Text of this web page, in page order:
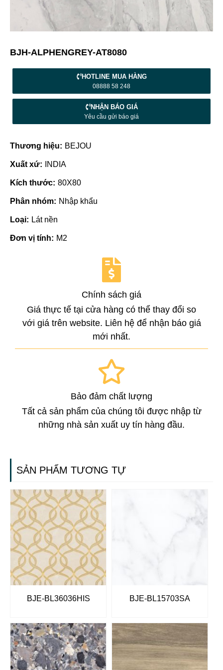
BJH-ALPHENGREY-AT8080
HOTLINE MUA HÀNG
08888 58 248
NHẬN BÁO GIÁ
Yêu cầu gửi báo giá
Thương hiệu: BEJOU
Xuất xứ: INDIA
Kích thước: 80X80
Phân nhóm: Nhập khẩu
Loại: Lát nền
Đơn vị tính: M2
Chính sách giá
Giá thực tế tại cửa hàng có thể thay đổi so
với giá trên website. Liên hệ để nhận báo giá
mới nhất.
Bảo đảm chất lượng
Tất cả sản phẩm của chúng tôi được nhập từ
những nhà sản xuất uy tín hàng đầu.
SẢN PHẨM TƯƠNG TỰ
BJE-BL36036HIS BJE-BL15703SA